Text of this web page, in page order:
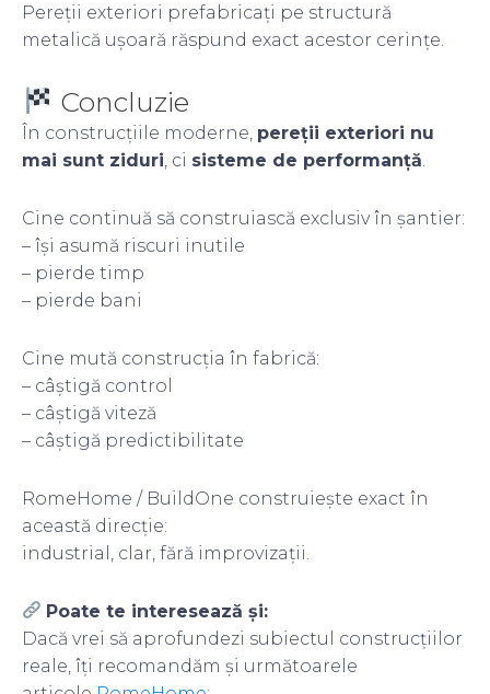
Pereții exteriori prefabricați pe structură
metalică ușoară răspund exact acestor cerințe.
Concluzie
În construcțiile moderne, pereții exteriori nu
mai sunt ziduri , ci sisteme de performanță
Cine continuă să construiască exclusiv în șantier:
– își asumă riscuri inutile
– pierde timp
– pierde bani
Cine mută construcția în fabrică:
– câștigă control
– câștigă viteză
– câștigă predictibilitate
RomeHome / BuildOne construiește exact în
această direcție:
industrial, clar, fără improvizații.
Poate te interesează și:
Dacă vrei să aprofundezi subiectul construcțiilor
reale, îți recomandăm și următoarele